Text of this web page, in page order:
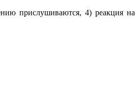
прислушиваются, 4) реакция на